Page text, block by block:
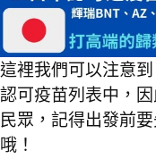
這裡我們可以注意
認可疫苗列表中，
民眾，記得出發前
哦！